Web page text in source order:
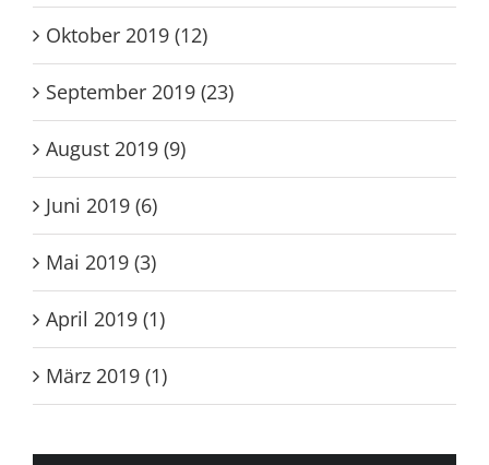
Oktober 2019 (12)
September 2019 (23)
August 2019 (9)
Juni 2019 (6)
Mai 2019 (3)
April 2019 (1)
März 2019 (1)